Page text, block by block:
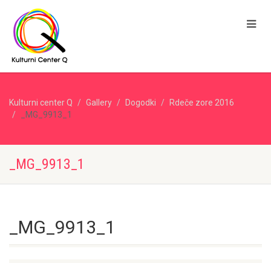
Kulturni center Q Gallery Dogodki
Rdeče zore 2016
_MG_9913_1
_MG_9913_1
_MG_9913_1